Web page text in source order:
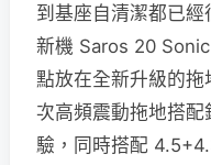
到基座自清潔都已
新機 Saros 20
點放在全新升級的
次高頻震動拖地搭
驗，同時搭配